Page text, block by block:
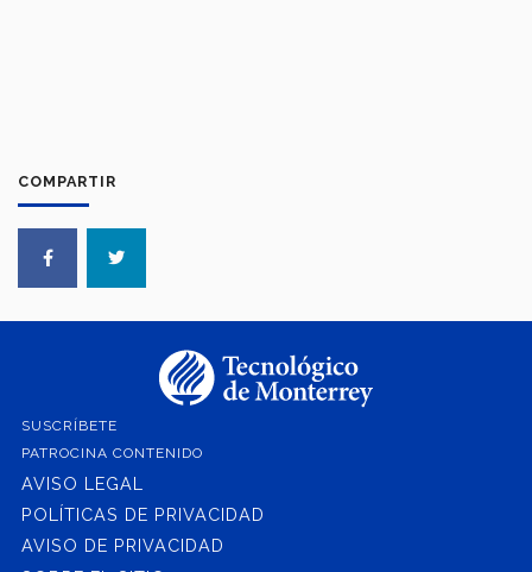
COMPARTIR
SUSCRÍBETE
PATROCINA CONTENIDO
AVISO LEGAL
POLÍTICAS DE PRIVACIDAD
AVISO DE PRIVACIDAD